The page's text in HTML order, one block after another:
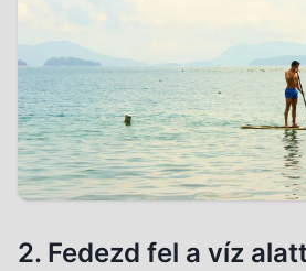
2. Fedezd fel a víz